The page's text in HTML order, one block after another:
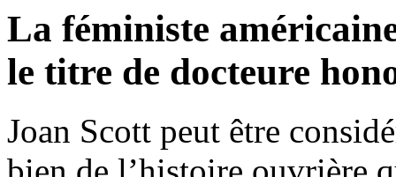
La féministe
le titre de docteure
Joan Scott peut être